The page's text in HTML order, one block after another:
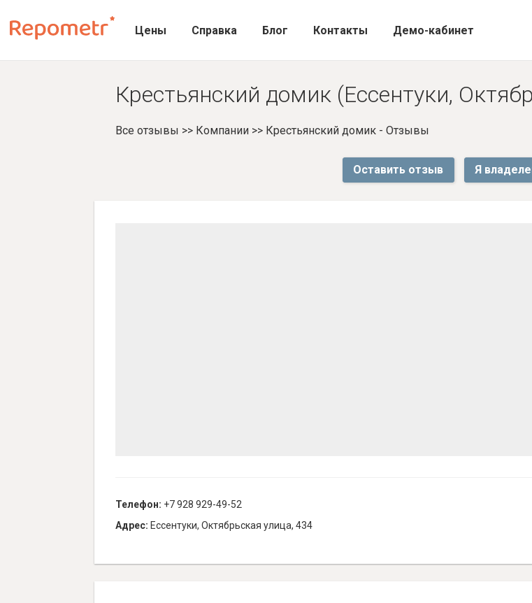
Цены Справка Блог Контакты Демо-кабинет
Крестьянский домик (Ессентуки,
Все отзывы >> Компании>> Крестьянский домик - Отзывы
Оставить отзыв Я
Телефон: +7 928 929-49-52
Адрес: Ессентуки, Октябрьская улица, 434